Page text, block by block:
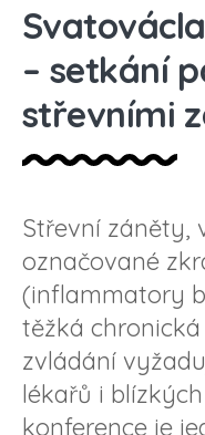
– setkání
střevními
Střevní záněty,
označované
(inflammatory
těžká
zvládání
lékařů i
konference je